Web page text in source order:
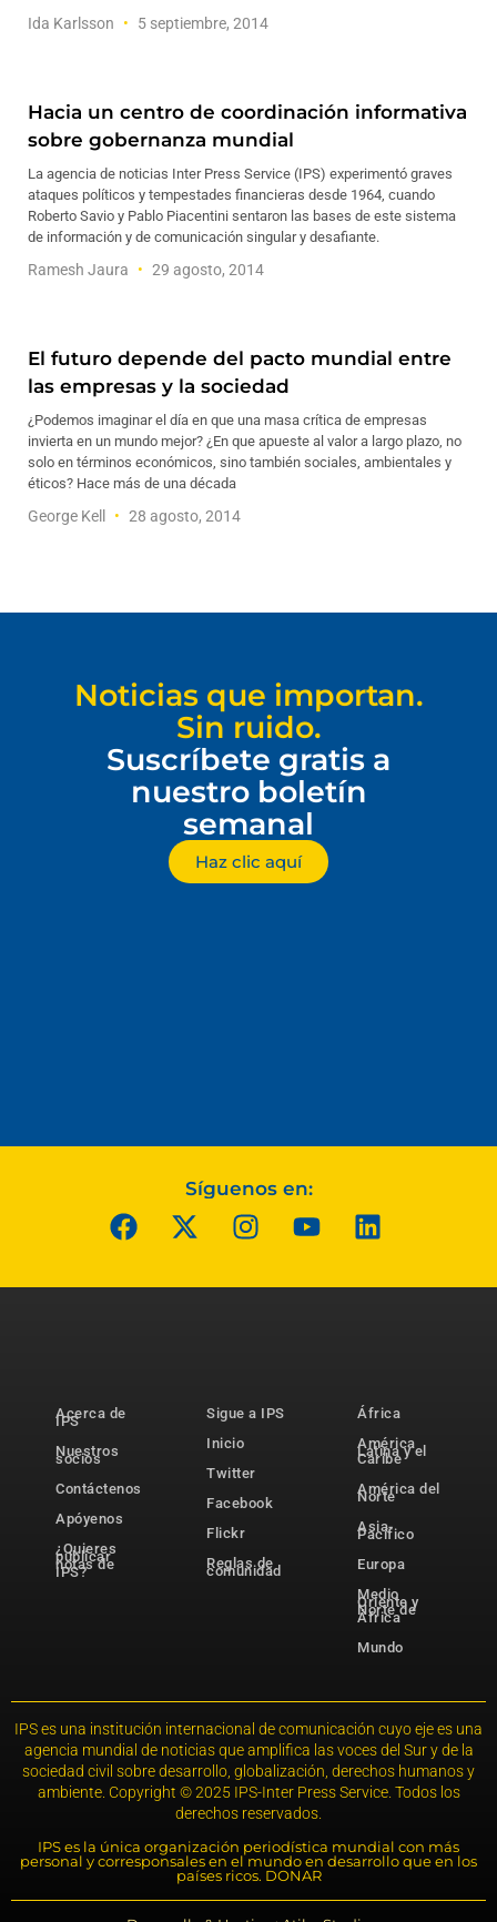
Ida Karlsson 5 septiembre, 2014
Hacia un centro de coordinación informativa
sobre gobernanza mundial
La agencia de noticias Inter Press Service (IPS) experimentó graves
ataques políticos y tempestades financieras desde 1964, cuando
Roberto Savio y Pablo Piacentini sentaron las bases de este sistema
de información y de comunicación singular y desafiante.
Ramesh Jaura 29 agosto, 2014
El futuro depende del pacto mundial entre
las empresas y la sociedad
¿Podemos imaginar el día en que una masa crítica de empresas
invierta en un mundo mejor? ¿En que apueste al valor a largo plazo, no
solo en términos económicos, sino también sociales, ambientales y
éticos? Hace más de una década
George Kell 28 agosto, 2014
Noticias que importan.
Sin ruido.
Suscríbete gratis a
nuestro boletín
semanal
Haz clic aquí
Síguenos en:
Acerca de
IPS
Nuestros
socios
Contáctenos
Apóyenos
¿Quieres
publicar
notas de
IPS?
Sigue a IPS
Inicio
Twitter
Facebook
Flickr
Reglas de
comunidad
África
América
Latina y el
Caribe
América del
Norte
Asia-
Pacífico
Europa
Medio
Oriente y
Norte de
África
Mundo
IPS es una institución internacional de comunicación cuyo eje es una
agencia mundial de noticias que amplifica las voces del Sur y de la
sociedad civil sobre desarrollo, globalización, derechos humanos y
ambiente. Copyright © 2025 IPS-Inter Press Service. Todos los
derechos reservados.
IPS es la única organización periodística mundial con más
personal y corresponsales en el mundo en desarrollo que en los
países ricos. DONAR